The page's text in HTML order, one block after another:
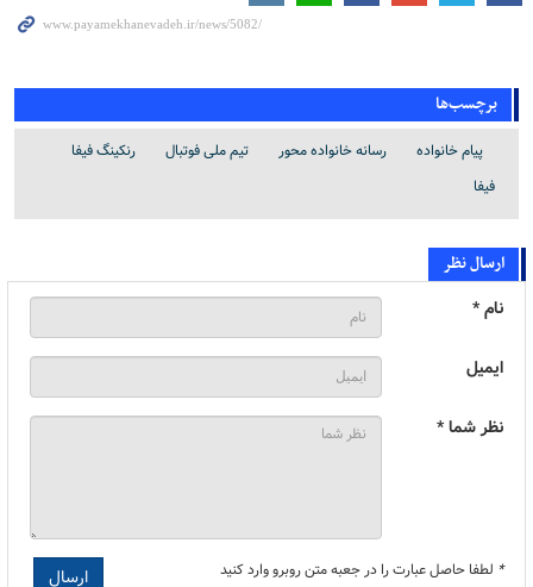
برچسب‌ها
پیام خانواده رسانه خانواده محور تیم ملی فوتبال
رنکینگ فیفا
فیفا
ارسال نظر
نام *
ایمیل
نظر شما *
* لطفا حاصل عبارت را در جعبه متن روبرو وارد کنید